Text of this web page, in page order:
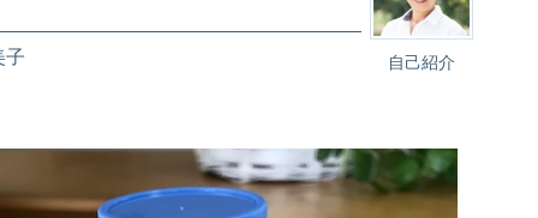
自己紹介